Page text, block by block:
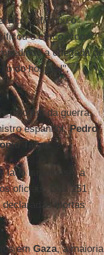
afirmou o
o cerco, com
a chegada de
do hospital",
pelo fim da guerra.
espanhol,Pedro
Tajani.
lado israelense, a
oficiais. Das 251
mortas
emGaza, a maioria